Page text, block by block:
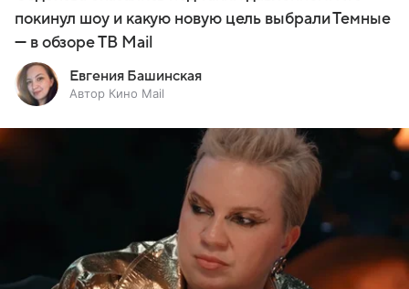
покинул шоу и какую новую цель выбрали Темные
— в обзоре ТВ Mail
Евгения Башинская
Автор Кино Mail